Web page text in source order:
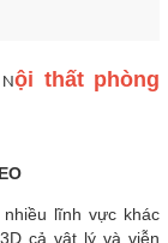
Nội thất phòng
lĩnh vực khác
cả vật lý và viễn